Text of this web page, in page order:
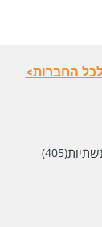
החברות>
(405)